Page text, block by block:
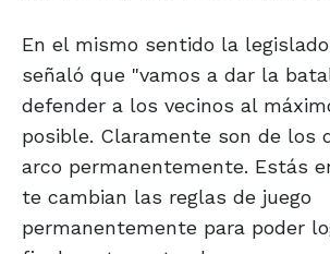
En el mismo sentido la
señaló que "vamos a dar la
defender a los vecinos al
posible. Claramente son de los
arco permanentemente. Estás
te cambian las reglas de juego
permanentemente para poder